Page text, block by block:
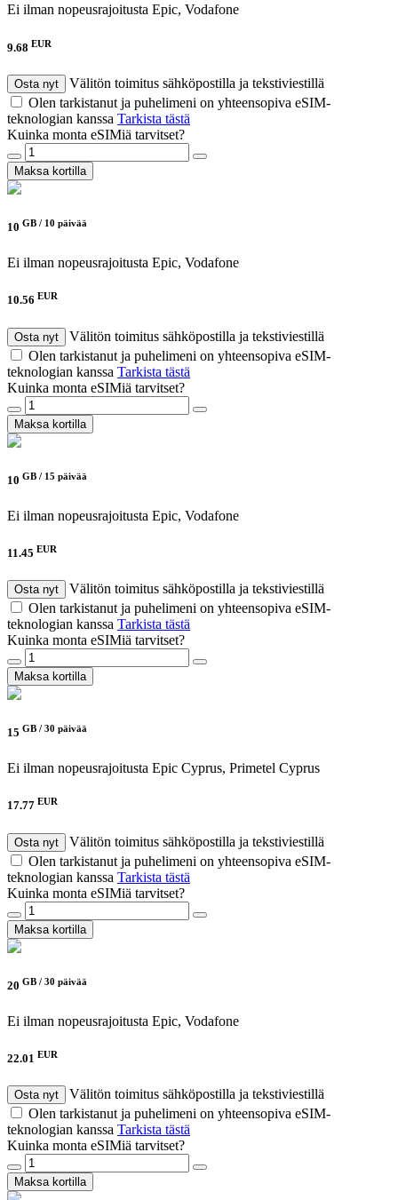
Ei ilman nopeusrajoitusta Epic, Vodafone
9.68 EUR
Osta nyt
Välitön toimitus sähköpostilla ja tekstiviestillä
Olen tarkistanut ja puhelimeni on yhteensopiva eSIM-
teknologian kanssa Tarkista tästä
Kuinka monta eSIMiä tarvitset?
Maksa kortilla
10 GB / 10 päivää
Ei ilman nopeusrajoitusta Epic, Vodafone
10.56 EUR
Osta nyt
Välitön toimitus sähköpostilla ja tekstiviestillä
Olen tarkistanut ja puhelimeni on yhteensopiva eSIM-
teknologian kanssa Tarkista tästä
Kuinka monta eSIMiä tarvitset?
Maksa kortilla
10 GB / 15 päivää
Ei ilman nopeusrajoitusta Epic, Vodafone
11.45 EUR
Osta nyt
Välitön toimitus sähköpostilla ja tekstiviestillä
Olen tarkistanut ja puhelimeni on yhteensopiva eSIM-
teknologian kanssa Tarkista tästä
Kuinka monta eSIMiä tarvitset?
Maksa kortilla
15 GB / 30 päivää
Ei ilman nopeusrajoitusta Epic Cyprus, Primetel Cyprus
17.77 EUR
Osta nyt
Välitön toimitus sähköpostilla ja tekstiviestillä
Olen tarkistanut ja puhelimeni on yhteensopiva eSIM-
teknologian kanssa Tarkista tästä
Kuinka monta eSIMiä tarvitset?
Maksa kortilla
20 GB / 30 päivää
Ei ilman nopeusrajoitusta Epic, Vodafone
22.01 EUR
Osta nyt
Välitön toimitus sähköpostilla ja tekstiviestillä
Olen tarkistanut ja puhelimeni on yhteensopiva eSIM-
teknologian kanssa Tarkista tästä
Kuinka monta eSIMiä tarvitset?
Maksa kortilla